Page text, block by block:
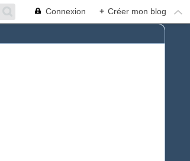
Connexion + Créer mon blog